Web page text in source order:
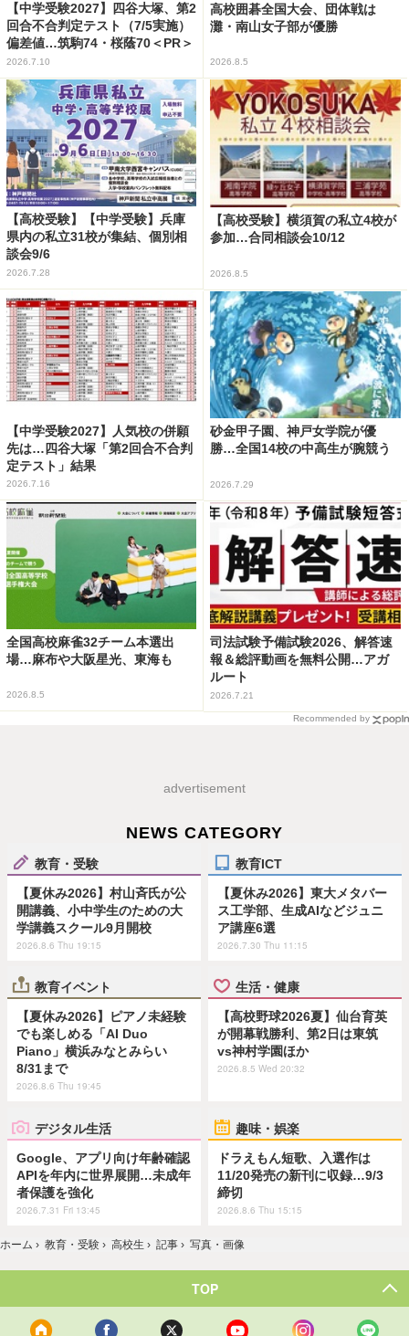
【中学受験2027】四谷大塚、第2
回合不合判定テスト（7/5実施）
偏差値…筑駒74・桜蔭70＜PR＞
2026.7.10
高校囲碁全国大会、団体戦は
灘・南山女子部が優勝
2026.8.5
【高校受験】【中学受験】兵庫
県内の私立31校が集結、個別相
談会9/6
2026.7.28
【高校受験】横須賀の私立4校が
参加…合同相談会10/12
2026.8.5
【中学受験2027】人気校の併願
先は…四谷大塚「第2回合不合判
定テスト」結果
2026.7.16
砂金甲子園、神戸女学院が優
勝…全国14校の中高生が腕競う
2026.7.29
全国高校麻雀32チーム本選出
場…麻布や大阪星光、東海も
2026.8.5
司法試験予備試験2026、解答速
報＆総評動画を無料公開…アガ
ルート
2026.7.21
Recommended by
advertisement
NEWS CATEGORY
教育・受験
【夏休み2026】村山斉氏が公
開講義、小中学生のための大
学講義スクール9月開校
2026.8.6 Thu 19:15
教育ICT
【夏休み2026】東大メタバー
ス工学部、生成AIなどジュニ
ア講座6選
2026.7.30 Thu 11:15
教育イベント
【夏休み2026】ピアノ未経験
でも楽しめる「AI Duo
Piano」横浜みなとみらい
8/31まで
2026.8.6 Thu 19:45
生活・健康
【高校野球2026夏】仙台育英
が開幕戦勝利、第2日は東筑
vs神村学園ほか
2026.8.5 Wed 20:32
デジタル生活
Google、アプリ向け年齢確認
APIを年内に世界展開…未成年
者保護を強化
2026.7.31 Fri 13:45
趣味・娯楽
ドラえもん短歌、入選作は
11/20発売の新刊に収録…9/3
締切
2026.8.6 Thu 15:15
ホーム › 教育・受験 › 高校生 › 記事 › 写真・画像
TOP